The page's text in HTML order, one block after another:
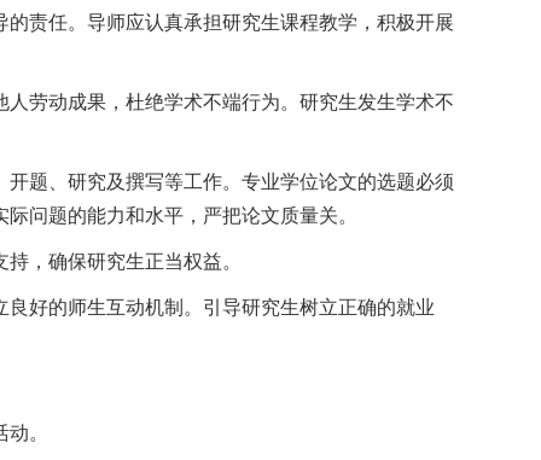
责任。导师应认真承担研究生课程教学，积极开展
劳动成果，杜绝学术不端行为。研究生发生学术不
题、研究及撰写等工作。专业学位论文的选题必须
问题的能力和水平，严把论文质量关。
，确保研究生正当权益。
好的师生互动机制。引导研究生树立正确的就业
。